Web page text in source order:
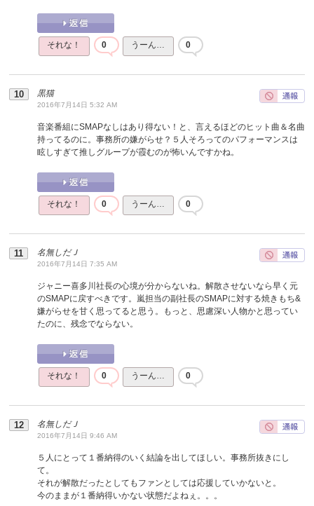
それな！ 0 うーん… 0
黒猫
2016年7月14日 5:32 AM
音楽番組にSMAPなしはあり得ない！と、言えるほどのヒット曲＆名曲
持ってるのに。事務所の嫌がらせ？５人そろってのパフォーマンスは
眩しすぎて推しグループが霞むのが怖いんですかね。
それな！ 0 うーん… 0
名無しだＪ
2016年7月14日 7:35 AM
ジャニー喜多川社長の心境が分からないね。解散させないなら早く元
のSMAPに戻すべきです。嵐担当の副社長のSMAPに対する焼きもち&
嫌がらせを甘く思ってると思う。もっと、思慮深い人物かと思ってい
たのに、残念でならない。
それな！ 0 うーん… 0
名無しだＪ
2016年7月14日 9:46 AM
５人にとって１番納得のいく結論を出してほしい。事務所抜きにし
て。
それが解散だったとしてもファンとしては応援していかないと。
今のままが１番納得いかない状態だよねぇ。。。